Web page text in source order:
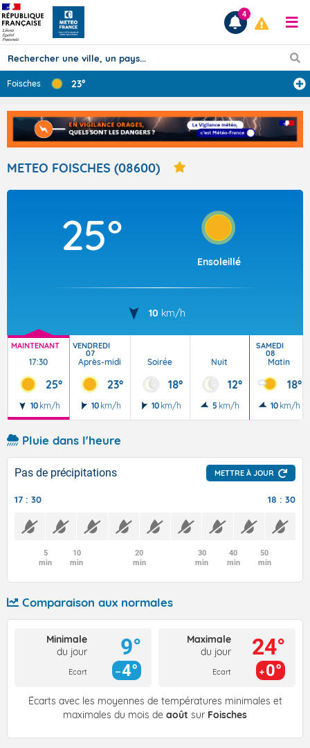
Prévisions
TOUS LES RÉSULTATS
Articles
4
Foisches 23°
METEO FOISCHES (08600)
25°
Ensoleillé
10 km/h
MAINTENANT
17:30
25°
10 km/h
VENDREDI
07
Après-midi
23°
10 km/h
Soirée
18°
10 km/h
Nuit
12°
5 km/h
SAMEDI
08
Matin
18°
10 km/h
Pluie dans l'heure
Pas de précipitations METTRE À JOUR
17 : 30 18 : 30
5
min
10
min
20
min
30
min
40
min
50
min
Comparaison aux normales
Minimale
du jour
Ecart
9°
4°
Maximale
du jour
Ecart
24°
0°
Écarts avec les moyennes de températures minimales et
maximales du mois de août sur Foisches